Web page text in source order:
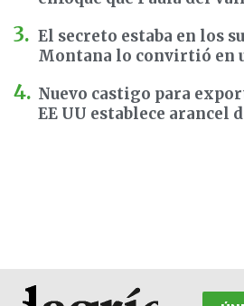
El secreto estaba en los
Montana lo convirtió en
Nuevo castigo para
EE UU establece arancel